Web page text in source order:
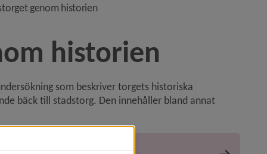
genom historiennivå i brödsmulenavigeringen
historien
som beskriver torgets historiska
bäck till stadstorg. Den innehåller bland annat